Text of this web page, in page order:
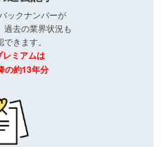
ックナンバーが
過去の業界状況も
きます。
ミアムは
の約13年分